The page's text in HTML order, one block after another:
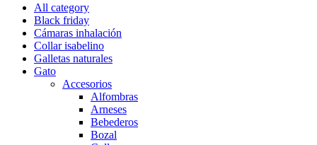
All category
Black friday
Cámaras inhalación
Collar isabelino
Galletas naturales
Gato
Accesorios
Alfombras
Arneses
Bebederos
Bozal